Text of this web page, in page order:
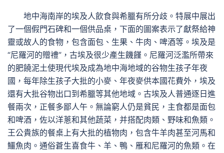
地中海南岸的埃及人飲食與希臘有所分歧。特展中展出
了一個假門石碑和一個供品桌，下面的圖案表示了獻祭給神
靈或故人的食物，包含面包、生果、牛肉、啤酒等。埃及是
“尼羅河的贈禮”，古埃及很少產生饑饉。尼羅河泛濫所帶來
的肥饒泥土使現代埃及成為地中海地域的谷物生孩子年夜
國，每年除生孩子大批的小麥、年夜麥供本國花費外，埃及
還有大批谷物出口到希臘等其他地域。古埃及人普通逐日進
餐兩次，正餐多鄙人午。無論窮人仍是貧民，主食都是面包
和啤酒，佐以洋蔥和其他蔬菜，并搭配肉類、野味和魚類。
王公貴族的餐桌上有大批的植物肉，包含牛羊肉甚至河馬和
鱷魚肉。通俗蒼生喜食牛、羊、鴨、雁和尼羅河的魚類。在